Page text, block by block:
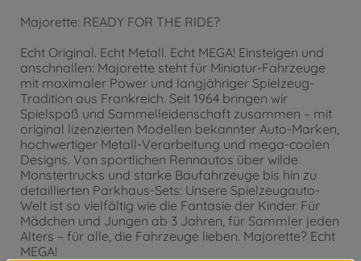
Majorette: READY FOR THE RIDE?
Echt Original. Echt Metall. Echt MEGA! Einsteigen und
anschnallen: Majorette steht für Miniatur-Fahrzeuge
mit maximaler Power und langjähriger Spielzeug-
Tradition aus Frankreich. Seit 1964 bringen wir
Spielspaß und Sammelleidenschaft zusammen – mit
original lizenzierten Modellen bekannter Auto-Marken,
hochwertiger Metall-Verarbeitung und mega-coolen
Designs. Von sportlichen Rennautos über wilde
Monstertrucks und starke Baufahrzeuge bis hin zu
detaillierten Parkhaus-Sets: Unsere Spielzeugauto-
Welt ist so vielfältig wie die Fantasie der Kinder. Für
Mädchen und Jungen ab 3 Jahren, für Sammler jeden
Alters – für alle, die Fahrzeuge lieben. Majorette? Echt
MEGA!